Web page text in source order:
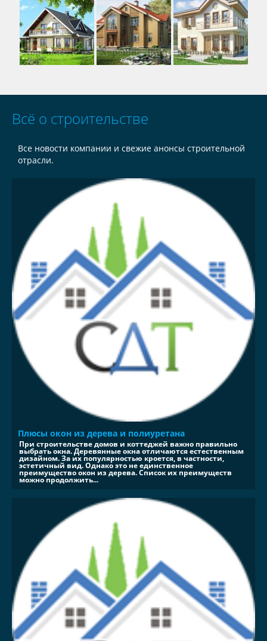
Всё о строительстве
Все новости компании и свежие анонсы строительной
отрасли.
Плюсы окон из дерева и полиуретана
При строительстве домов и коттеджей важно правильно
выбрать окна. Деревянные окна отличаются естественным
дизайном. За их популярностью кроется, в частности,
эстетичный вид. Однако это не единственное
преимущество окон из дерева. Список их преимуществ
можно продолжить...